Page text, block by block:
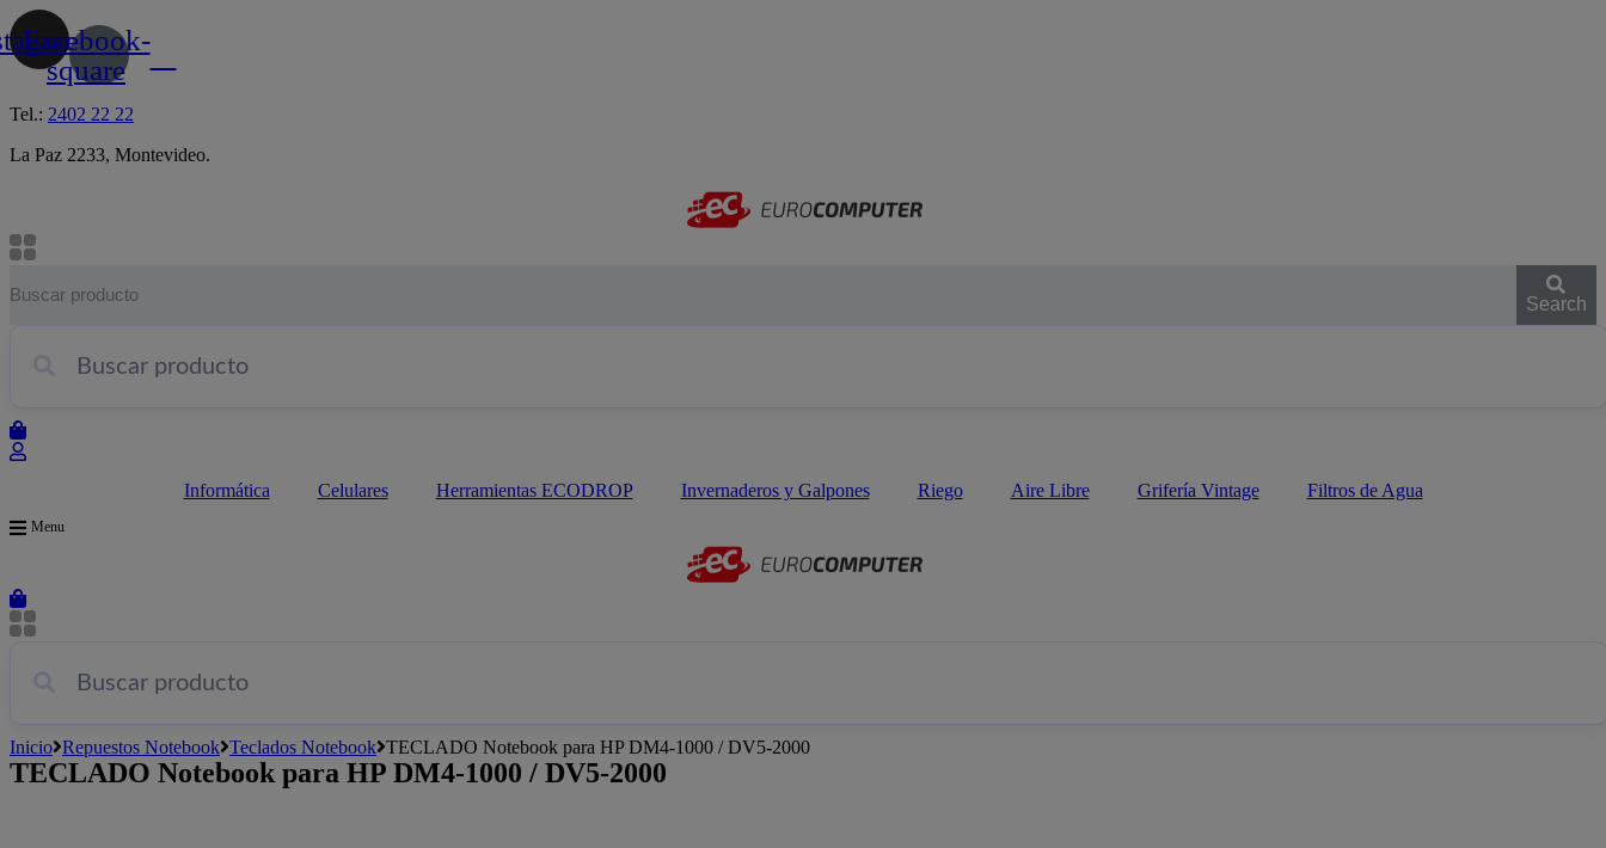
Skip
to
content
Facebook-
square
Tel.: 2402 22 22
La Paz 2233, Montevideo.
Search
Informática Celulares Herramientas ECODROP Invernaderos y Galpones Riego Aire Libre Grifería Vintage Filtros de Agua
Menu
Inicio Repuestos Notebook Teclados Notebook TECLADO Notebook para HP DM4-1000 / DV5-2000
TECLADO Notebook para HP DM4-1000 / DV5-2000